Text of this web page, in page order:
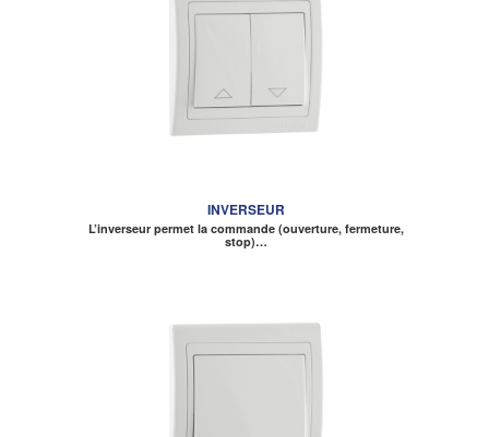
INVERSEUR
L’inverseur permet la commande (ouverture, fermeture,
stop)…